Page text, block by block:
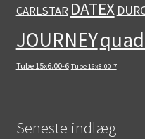
CARLSTAR DATEX
JOURNEY
Tube 15x6.00-6 Tube 16x8.00-7
Seneste indlæg